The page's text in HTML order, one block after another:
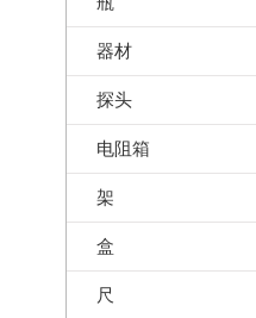
器材
探头
电阻箱
架
盒
尺